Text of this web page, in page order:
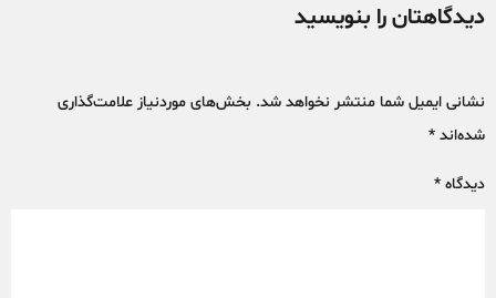
دیدگاهتان را بنویسید
نشانی ایمیل شما منتشر نخواهد شد. بخش‌های موردنیاز علامت‌گذاری
شده‌اند *
دیدگاه *